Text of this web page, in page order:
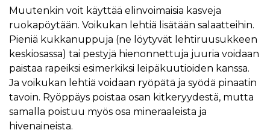
Muutenkin voit käyttää elinvoimaisia kasveja
ruokapöytään. Voikukan lehtiä lisätään salaatteihin.
Pieniä kukkanuppuja (ne löytyvät lehtiruusukkeen
keskiosassa) tai pestyjä hienonnettuja juuria voidaan
paistaa rapeiksi esimerkiksi leipäkuutioiden kanssa.
Ja voikukan lehtiä voidaan ryöpätä ja syödä pinaatin
tavoin. Ryöppäys poistaa osan kitkeryydestä, mutta
samalla poistuu myös osa mineraaleista ja
hivenaineista.